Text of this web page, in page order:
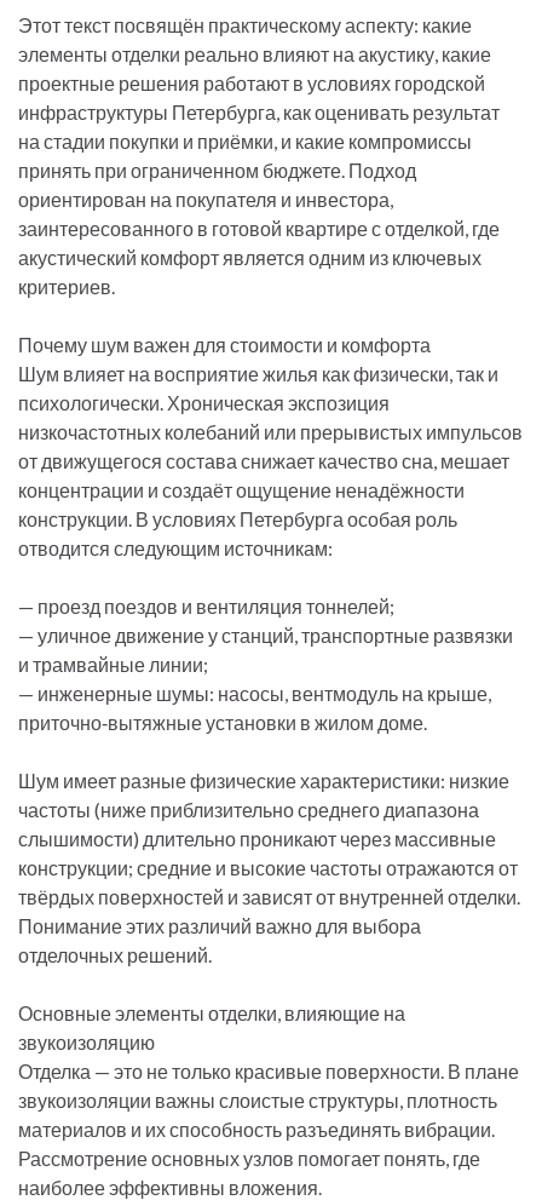
Этот текст посвящён практическому аспекту: какие
элементы отделки реально влияют на акустику, какие
проектные решения работают в условиях городской
инфраструктуры Петербурга, как оценивать результат
на стадии покупки и приёмки, и какие компромиссы
принять при ограниченном бюджете. Подход
ориентирован на покупателя и инвестора,
заинтересованного в готовой квартире с отделкой, где
акустический комфорт является одним из ключевых
критериев.
Почему шум важен для стоимости и комфорта
Шум влияет на восприятие жилья как физически, так и
психологически. Хроническая экспозиция
низкочастотных колебаний или прерывистых импульсов
от движущегося состава снижает качество сна, мешает
концентрации и создаёт ощущение ненадёжности
конструкции. В условиях Петербурга особая роль
отводится следующим источникам:
— проезд поездов и вентиляция тоннелей;
— уличное движение у станций, транспортные развязки
и трамвайные линии;
— инженерные шумы: насосы, вентмодуль на крыше,
приточно‑вытяжные установки в жилом доме.
Шум имеет разные физические характеристики: низкие
частоты (ниже приблизительно среднего диапазона
слышимости) длительно проникают через массивные
конструкции; средние и высокие частоты отражаются от
твёрдых поверхностей и зависят от внутренней отделки.
Понимание этих различий важно для выбора
отделочных решений.
Основные элементы отделки, влияющие на
звукоизоляцию
Отделка — это не только красивые поверхности. В плане
звукоизоляции важны слоистые структуры, плотность
материалов и их способность разъединять вибрации.
Рассмотрение основных узлов помогает понять, где
наиболее эффективны вложения.